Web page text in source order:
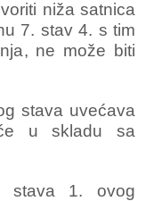
niža satnica
7. stav 4. s tim
ne može biti
stava uvećava
u skladu sa
stava 1. ovog